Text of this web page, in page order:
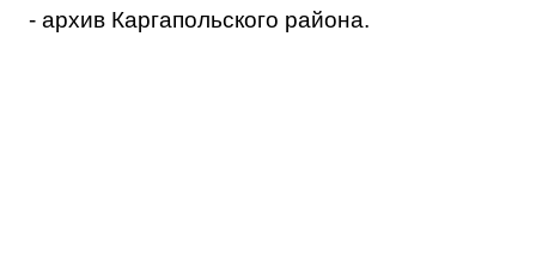
- архив Каргапольского района.